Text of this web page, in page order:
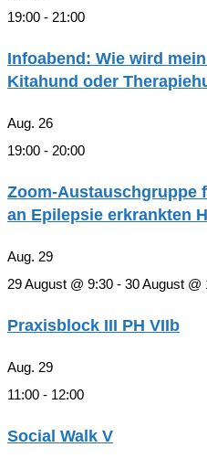
19:00 - 21:00
Infoabend: Wie wird
Kitahund oder
Aug. 26
19:00 - 20:00
Zoom-Austauschgruppe
an Epilepsie erkrankten
Aug. 29
29 August @ 9:30 - 30 August @
Praxisblock III PH VIIb
Aug. 29
11:00 - 12:00
Social Walk V